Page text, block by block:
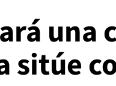
una
sitúe